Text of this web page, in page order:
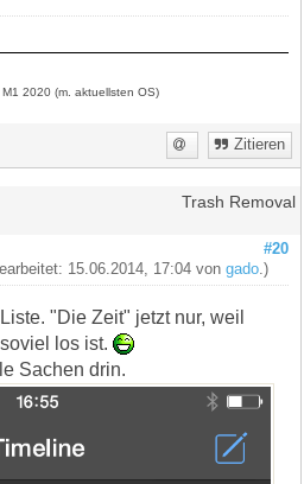
2020 (m. aktuellsten OS)
Zitieren
Trash Removal
#20
15.06.2014, 17:04 vongado .)
"Die Zeit" jetzt nur, weil
los ist.
Sachen drin.